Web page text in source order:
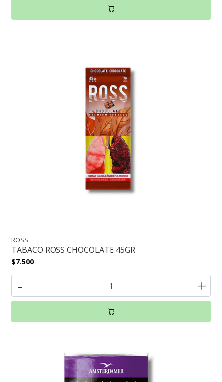
ROSS
TABACO ROSS CHOCOLATE 45GR
$7.500
- +